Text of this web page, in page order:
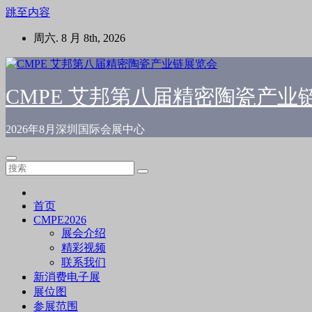
跳至内容
周六. 8 月 8th, 2026
CMPE 艾邦第八届精密陶瓷产业
2026年8月深圳国际会展中心
首页
CMPE2026
展会介绍
精彩视频
联系我们
新消费电子展
展位图
参展范围